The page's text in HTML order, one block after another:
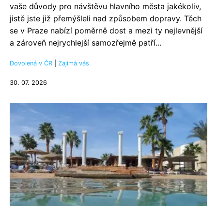
vaše důvody pro návštěvu hlavního města jakékoliv,
jistě jste již přemýšleli nad způsobem dopravy. Těch
se v Praze nabízí poměrně dost a mezi ty nejlevnější
a zároveň nejrychlejší samozřejmě patří...
Dovolená v ČR Zajímá vás
30. 07. 2026